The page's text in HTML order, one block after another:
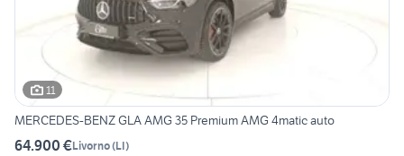
11
MERCEDES-BENZ GLA AMG 35 Premium AMG 4matic auto
64.900 €Livorno(LI)